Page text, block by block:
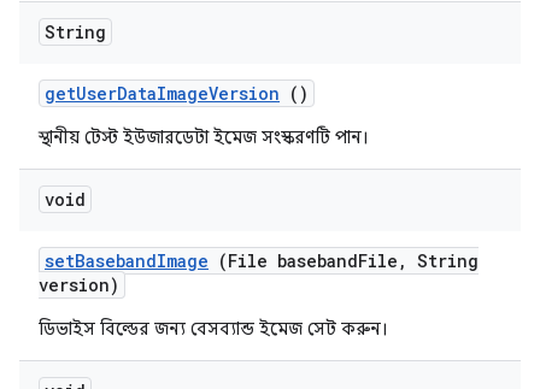
String
getUserDataImageVersion ()
স্থানীয় টেস্ট ইউজারডেটা ইমেজ সংস্করণটি পান।
void
setBasebandImage (File basebandFile , String
version)
ডিভাইস বিল্ডের জন্য বেসব্যান্ড ইমেজ সেট করুন।